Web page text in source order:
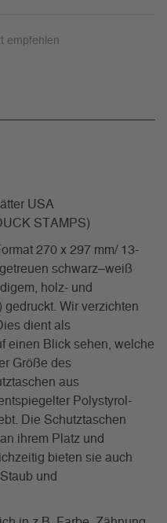
empfehlen
USA
STAMPS)
270 x 297 mm/ 13-
schwarz–weiß
holz- und
gedruckt. Wir verzichten
dient als
einen Blick sehen, welche
Größe des
aus
Polystyrol-
Die Schutztaschen
ihrem Platz und
bieten sie auch
und